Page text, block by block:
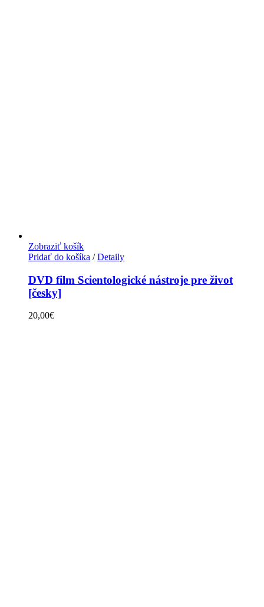
Zobraziť košík
Pridať do košíka / Detaily
DVD film Scientologické nástroje pre život
[česky]
20,00€